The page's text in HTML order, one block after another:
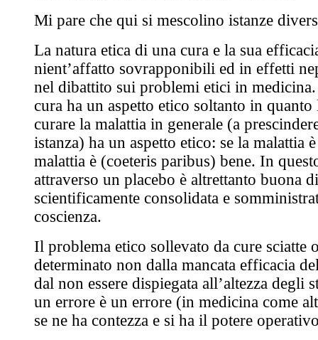
Mi pare che qui si mescolino istanze
La natura etica di una cura e la sua
nient’affatto sovrapponibili ed in effetti
nel dibattito sui problemi etici in
cura ha un aspetto etico soltanto in quanto
curare la malattia in generale (a
istanza) ha un aspetto etico: se la malattia
malattia è (coeteris paribus) bene. In
attraverso un placebo è altrettanto buona
scientificamente consolidata e
coscienza.
Il problema etico sollevato da cure sciatte
determinato non dalla mancata efficacia
dal non essere dispiegata all’altezza degli
un errore è un errore (in medicina come
se ne ha contezza e si ha il potere